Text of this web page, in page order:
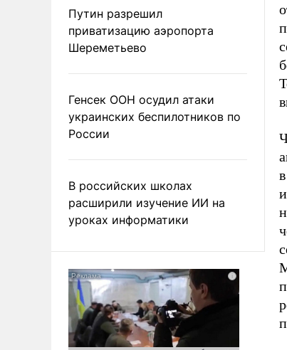
Путин разрешил
приватизацию аэропорта
Шереметьево
Генсек ООН осудил атаки
украинских беспилотников по
России
В российских школах
расширили изучение ИИ на
уроках информатики